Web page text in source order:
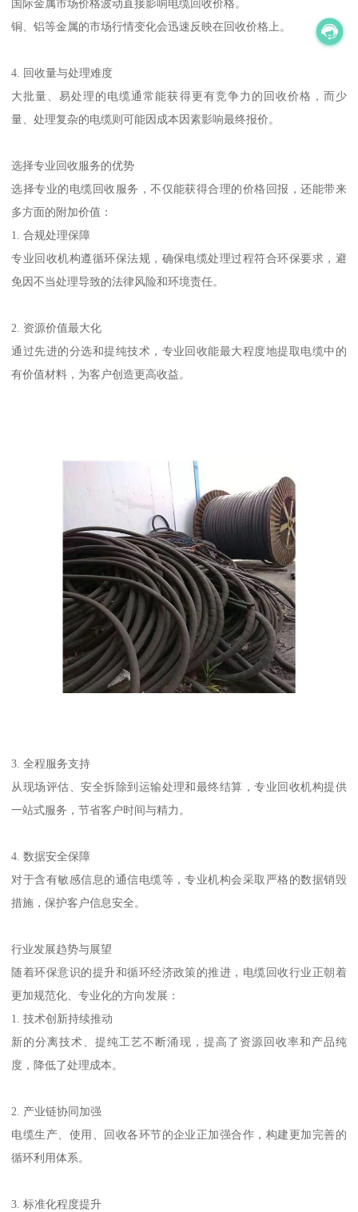
国际金属市场价格波动直接影响电缆回收价格。
铜、铝等金属的市场行情变化会迅速反映在回收价格上。
4. 回收量与处理难度
大批量、易处理的电缆通常能获得更有竞争力的回收价格，而少
量、处理复杂的电缆则可能因成本因素影响最终报价。
选择专业回收服务的优势
选择专业的电缆回收服务，不仅能获得合理的价格回报，还能带来
多方面的附加价值：
1. 合规处理保障
专业回收机构遵循环保法规，确保电缆处理过程符合环保要求，避
免因不当处理导致的法律风险和环境责任。
2. 资源价值最大化
通过先进的分选和提纯技术，专业回收能最大程度地提取电缆中的
有价值材料，为客户创造更高收益。
3. 全程服务支持
从现场评估、安全拆除到运输处理和最终结算，专业回收机构提供
一站式服务，节省客户时间与精力。
4. 数据安全保障
对于含有敏感信息的通信电缆等，专业机构会采取严格的数据销毁
措施，保护客户信息安全。
行业发展趋势与展望
随着环保意识的提升和循环经济政策的推进，电缆回收行业正朝着
更加规范化、专业化的方向发展：
1. 技术创新持续推动
新的分离技术、提纯工艺不断涌现，提高了资源回收率和产品纯
度，降低了处理成本。
2. 产业链协同加强
电缆生产、使用、回收各环节的企业正加强合作，构建更加完善的
循环利用体系。
3. 标准化程度提升